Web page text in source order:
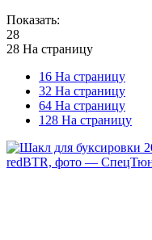
Показать:
28
28 На страницу
16 На страницу
32 На страницу
64 На страницу
128 На страницу